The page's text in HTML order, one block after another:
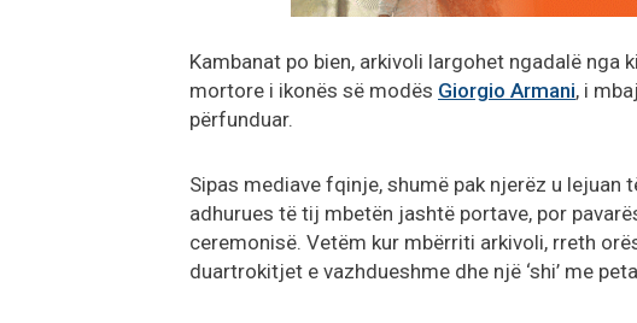
Kambanat po bien, arkivoli largohet ngadalë nga
mortore i ikonës së modës Giorgio Armani, i
përfunduar.
Sipas mediave fqinje, shumë pak njerëz u
adhurues të tij mbetën jashtë portave, por
ceremonisë. Vetëm kur mbërriti arkivoli, rreth
duartrokitjet e vazhdueshme dhe një ‘shi’ me